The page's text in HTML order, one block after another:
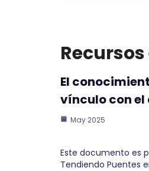
El
vínculo con
May 2025
Este documento es
Tendiendo Puentes